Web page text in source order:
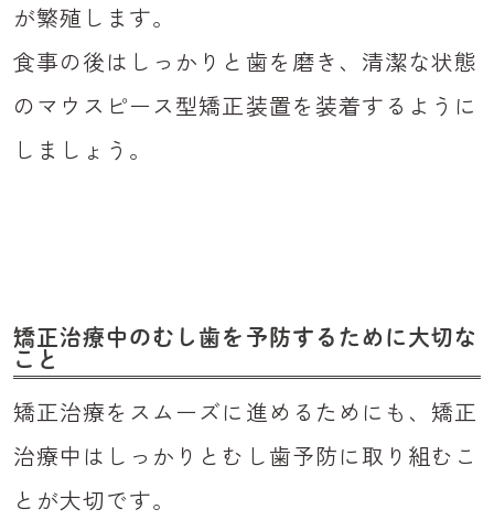
が繁殖します。
食事の後はしっかりと歯を磨き、清潔な状態
のマウスピース型矯正装置を装着するように
しましょう。
矯正治療中のむし歯を予防するために大切な
こと
矯正治療をスムーズに進めるためにも、矯正
治療中はしっかりとむし歯予防に取り組むこ
とが大切です。